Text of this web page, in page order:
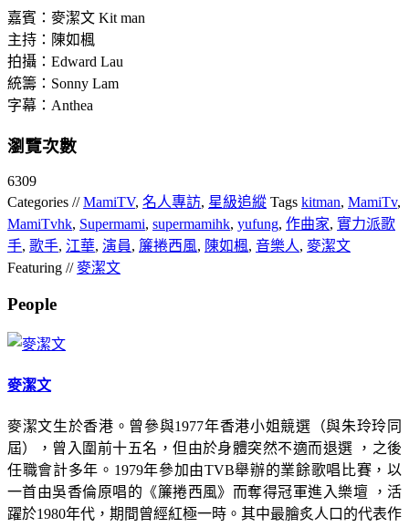
嘉賓：麥潔文 Kit man
主持：陳如楓
拍攝：Edward Lau
統籌：Sonny Lam
字幕：Anthea
瀏覽次數
6309
Categories //MamiTV, 名人專訪, 星級追縱 Tags kitman, MamiTv,
MamiTvhk, Supermami, supermamihk, yufung, 作曲家, 實力派歌
手, 歌手, 江華, 演員, 簾捲西風, 陳如楓, 音樂人, 麥潔文
Featuring //麥潔文
People
麥潔文
麥潔文生於香港。曾參與1977年香港小姐競選（與朱玲玲同
屆），曾入圍前十五名，但由於身體突然不適而退選 ，之後
任職會計多年。1979年參加由TVB舉辦的業餘歌唱比賽，以
一首由吳香倫原唱的《簾捲西風》而奪得冠軍進入樂壇 ，活
躍於1980年代，期間曾經紅極一時。其中最膾炙人口的代表作